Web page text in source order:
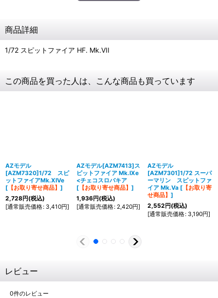
商品詳細
1/72 スピットファイア HF. Mk.VII
この商品を買った人は、こんな商品も買っています
AZモデル
[AZM7320]1/72 スピ
ットファイアMk.XIVe
[ 【お取り寄せ商品】 ]
2,728円(税込)
[通常販売価格: 3,410円]
AZモデル[AZM7413]ス
ピットファイア Mk.IXe
<チェコスロバキア
[ 【お取り寄せ商品】 ]
1,936円(税込)
[通常販売価格: 2,420円]
AZモデル
[AZM7301]1/72 スーパ
ーマリン スピットファ
イア Mk.Va [ 【お取り寄
せ商品】 ]
2,552円(税込)
[通常販売価格: 3,190円]
レビュー
0件のレビュー